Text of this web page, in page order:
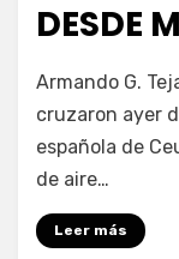
DESDE
Fernando
Armando G.
cruzaron ayer
española de
de aire…
Leer más